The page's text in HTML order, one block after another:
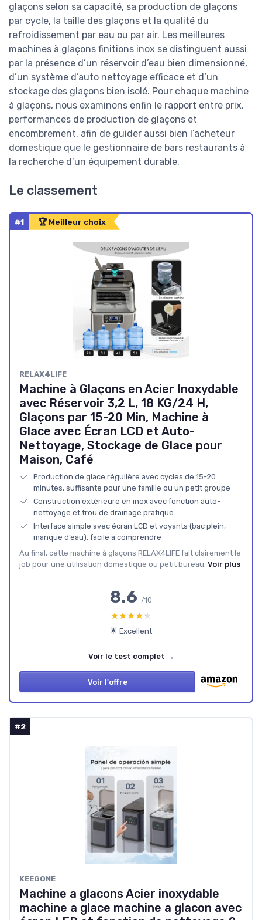
glaçons selon sa capacité, sa production de glaçons
par cycle, la taille des glaçons et la qualité du
refroidissement par eau ou par air. Les meilleures
machines à glaçons finitions inox se distinguent aussi
par la présence d’un réservoir d’eau bien dimensionné,
d’un système d’auto nettoyage efficace et d’un
stockage des glaçons bien isolé. Pour chaque machine
à glaçons, nous examinons enfin le rapport entre prix,
performances de production de glaçons et
encombrement, afin de guider aussi bien l’acheteur
domestique que le gestionnaire de bars restaurants à
la recherche d’un équipement durable.
Le classement
#1 🏆 Meilleur choix
RELAX4LIFE
Machine à Glaçons en Acier Inoxydable
avec Réservoir 3,2 L, 18 KG/24 H,
Glaçons par 15-20 Min, Machine à
Glace avec Écran LCD et Auto-
Nettoyage, Stockage de Glace pour
Maison, Café
Production de glace régulière avec cycles de 15-20
minutes, suffisante pour une famille ou un petit groupe
Construction extérieure en inox avec fonction auto-
nettoyage et trou de drainage pratique
Interface simple avec écran LCD et voyants (bac plein,
manque d’eau), facile à comprendre
Au final, cette machine à glaçons RELAX4LIFE fait clairement le
job pour une utilisation domestique ou petit bureau. Voir plus
8.6 /10
★★★★★
★★★★★
🌟 Excellent
Voir le test complet →
Voir l'offre
#2
KEEGONE
Machine a glacons Acier inoxydable
machine a glace machine a glacon avec